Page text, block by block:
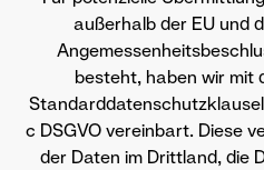
außerhalb der EU und
besteht, haben wir mit
c DSGVO vereinbart. Diese
der Daten im Drittland, die